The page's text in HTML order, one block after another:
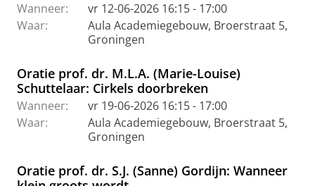
Wanneer:
vr 12-06-2026 16:15 - 17:00
Waar:
Aula Academiegebouw, Broerstraat 5,
Groningen
Oratie prof. dr. M.L.A. (Marie-Louise)
Schuttelaar: Cirkels doorbreken
Wanneer:
vr 19-06-2026 16:15 - 17:00
Waar:
Aula Academiegebouw, Broerstraat 5,
Groningen
Oratie prof. dr. S.J. (Sanne) Gordijn: Wanneer